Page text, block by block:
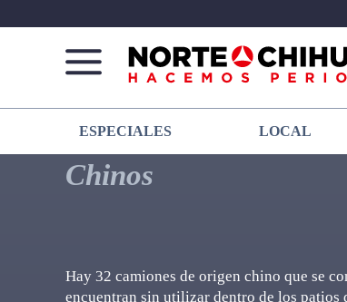
Norte
De
Chihuahua
Más
que
noticias,
hacemos periodismo
ESPECIALES LOCAL
Chinos
Hay 32 camiones de origen chino que se
encuentran sin utilizar dentro de los patios